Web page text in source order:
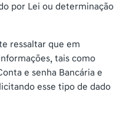
por Lei ou determinação
ressaltar que em
tais como
e senha Bancária e
esse tipo de dado